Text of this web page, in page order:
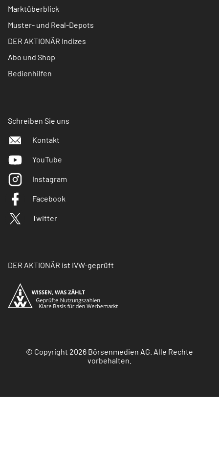
Marktüberblick
Muster- und Real-Depots
DER AKTIONÄR Indizes
Abo und Shop
Bedienhilfen
Schreiben Sie uns
Kontakt
YouTube
Instagram
Facebook
Twitter
DER AKTIONÄR ist IVW-geprüft
© Copyright 2026 Börsenmedien AG. Alle Rechte
vorbehalten.